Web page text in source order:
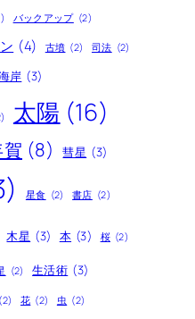
バックアップ (2)
(4) 古墳 (2) 司法 (2)
岸 (3)
太陽 (16)
(8) 彗星 (3)
星食 (2) 書店 (2)
木星 (3) 本 (3) 桜 (2)
(2) 生活術 (3)
(2) 花 (2) 虫 (2)